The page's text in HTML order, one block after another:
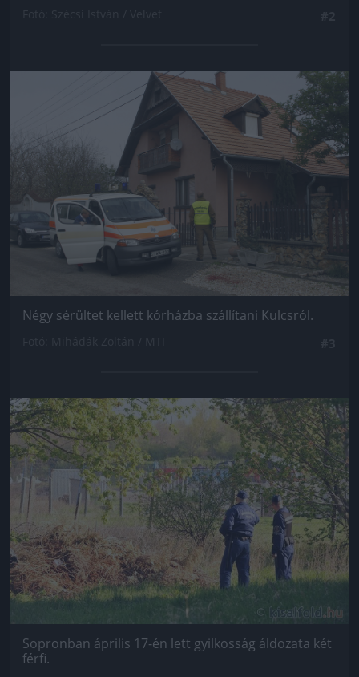
Jön még kép!
Négy sérültet kellett kórházba szállítani Kulcsról.
Jön még kép!
Sopronban április 17-én lett gyilkosság áldozata két
férfi.